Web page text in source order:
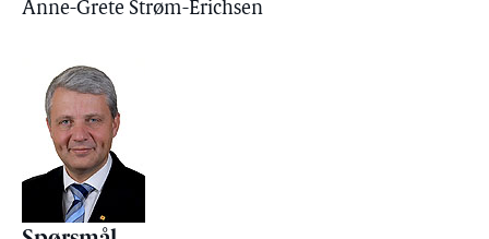
Anne-Grete Strøm-Erichsen